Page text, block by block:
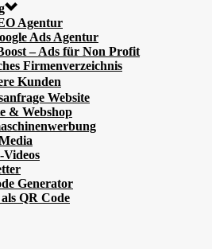
Agentur
Ads Agentur
– Ads für Non Profit
Firmenverzeichnis
Kunden
Website
& Webshop
Videos
Generator
QR Code